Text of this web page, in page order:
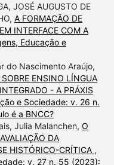
JOSÉ AUGUSTO DE
A FORMAÇÃO DE
INTERFACE COM A
Educação e
do Nascimento Araújo,
ENSINO LÍNGUA
- A PRÁXIS
e Sociedade: v. 26 n.
é a BNCC?
Julia Malanchen, O
DA
HISTÓRICO-CRÍTICA ,
v. 27 n. 55 (2023):